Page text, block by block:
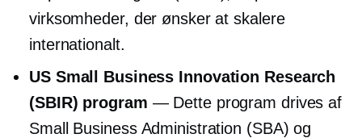
virksomheder, der ønsker at skalere
internationalt.
US Small Business Innovation Research
(SBIR) program — Dette program drives af
Small Business Administration (SBA) og